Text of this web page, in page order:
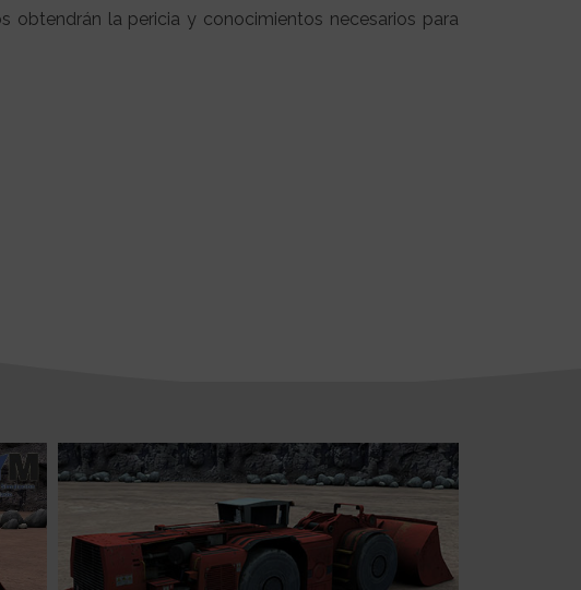
obtendrán la pericia y conocimientos necesarios para